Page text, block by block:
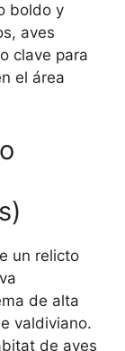
boldo y
aves
clave para
el área
un relicto
de alta
valdiviano.
de aves